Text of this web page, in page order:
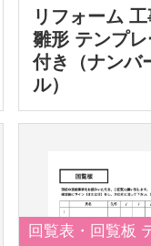
リフォーム
雛形 テンプ
付き（ナンバ
ル）
回覧表・回覧板